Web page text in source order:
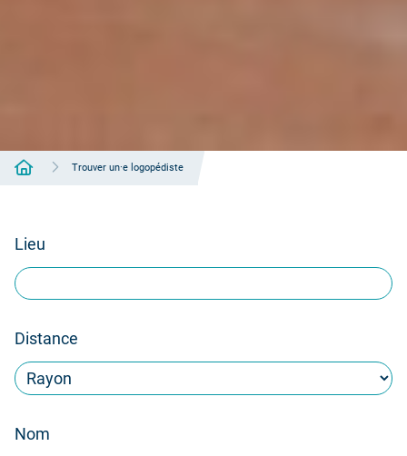
Accueil
Trouver un·e logopédiste
Lieu
Distance
Nom